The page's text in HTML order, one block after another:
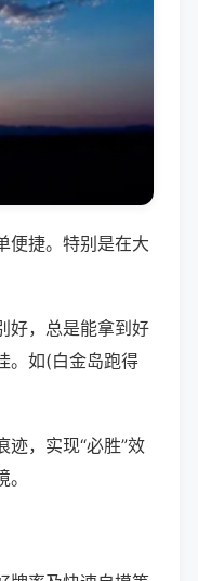
便捷。特别是在大
好，总是能拿到好
。如(白金岛跑得
，实现“必胜”效